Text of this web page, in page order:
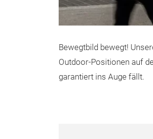
Bewegtbild bewegt!
Outdoor-Positionen auf
garantiert ins Auge fällt.